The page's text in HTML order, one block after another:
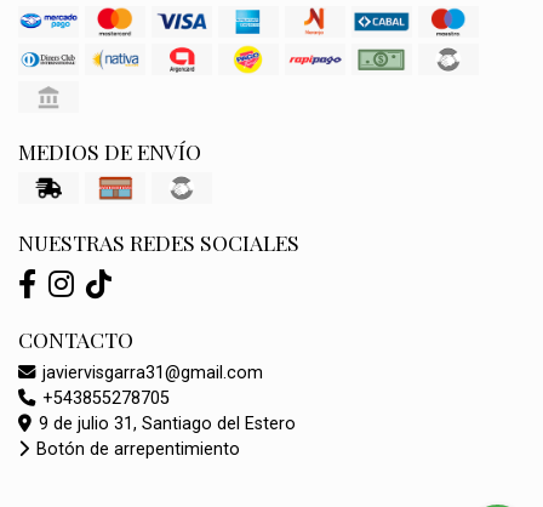
MEDIOS DE ENVÍO
NUESTRAS REDES SOCIALES
CONTACTO
javiervisgarra31@gmail.com
+543855278705
9 de julio 31, Santiago del Estero
Botón de arrepentimiento